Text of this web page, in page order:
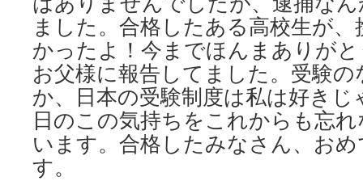
ました。合格したある高校生が
かったよ！今までほんまありが
お父様に報告してました。受験
か、日本の受験制度は私は好き
日のこの気持ちをこれからも忘
います。合格したみなさん、お
す。